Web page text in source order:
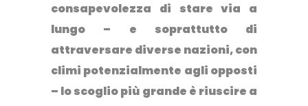
consapevolezza di stare via a
lungo – e soprattutto di
attraversare diverse nazioni, con
climi potenzialmente agli opposti
– lo scoglio più grande è riuscire a